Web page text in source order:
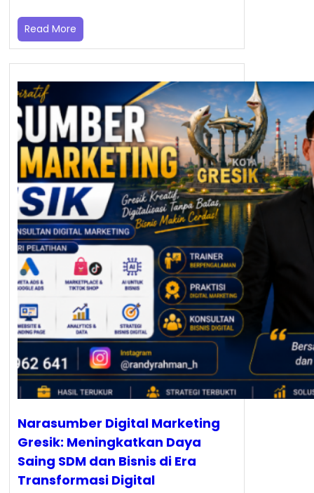
Read More
Narasumber Digital Marketing
Gresik: Meningkatkan Daya
Saing SDM dan Bisnis di Era
Transformasi Digital